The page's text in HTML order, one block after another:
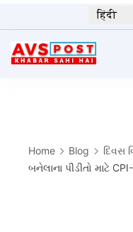
to
content
हिंदी
Home Blog દિવસ
બનેલાના પીડીતો માટે